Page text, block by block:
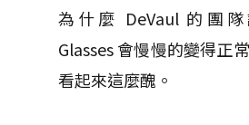
為什麼 DeVaul 的團
Glasses 會慢慢的變得正
看起來這麼醜。